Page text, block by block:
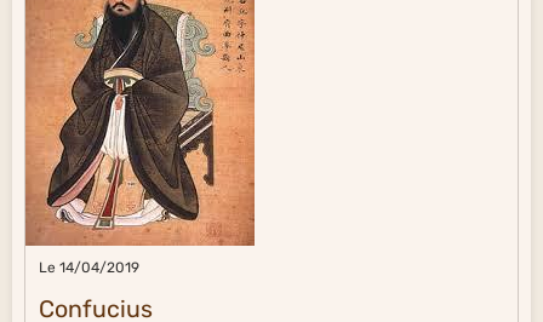
Le 14/04/2019
Confucius